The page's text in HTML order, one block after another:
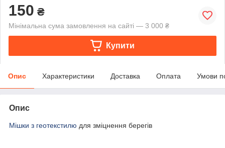
150 ₴
Мінімальна сума замовлення на сайті — 3 000 ₴
Купити
Опис Характеристики Доставка Оплата Умови
Опис
Мішки з геотекстилю для зміцнення берегів